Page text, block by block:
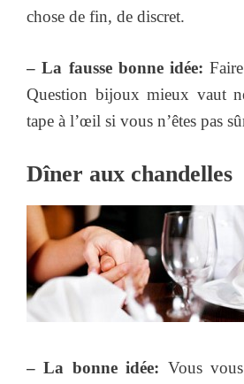
chose de fin, de discret.
– La fausse bonne idée:
Question bijoux mieux vaut
tape à l’œil si vous n’êtes pas
Dîner aux chandelles
– La bonne idée: Vous